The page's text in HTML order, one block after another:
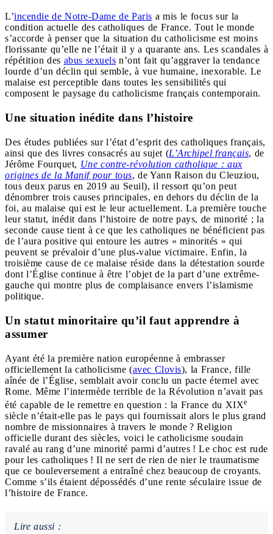
L’incendie de Notre-Dame de Paris a mis le focus sur la
condition actuelle des catholiques de France. Tout le monde
s’accorde à penser que la situation du catholicisme est moins
florissante qu’elle ne l’était il y a quarante ans. Les scandales à
répétition des abus sexuels n’ont fait qu’aggraver la tendance
lourde d’un déclin qui semble, à vue humaine, inexorable. Le
malaise est perceptible dans toutes les sensibilités qui
composent le paysage du catholicisme français contemporain.
Une situation inédite dans l’histoire
Des études publiées sur l’état d’esprit des catholiques français,
ainsi que des livres consacrés au sujet (L’Archipel français, de
Jérôme Fourquet, Une contre-révolution catholique : aux
origines de la Manif pour tous, de Yann Raison du Cleuziou,
tous deux parus en 2019 au Seuil), il ressort qu’on peut
dénombrer trois causes principales, en dehors du déclin de la
foi, au malaise qui est le leur actuellement. La première touche
leur statut, inédit dans l’histoire de notre pays, de minorité ; la
seconde cause tient à ce que les catholiques ne bénéficient pas
de l’aura positive qui entoure les autres « minorités » qui
peuvent se prévaloir d’une plus-value victimaire. Enfin, la
troisième cause de ce malaise réside dans la détestation sourde
dont l’Église continue à être l’objet de la part d’une extrême-
gauche qui montre plus de complaisance envers l’islamisme
politique.
Un statut minoritaire qu’il faut apprendre à
assumer
Ayant été la première nation européenne à embrasser
officiellement la catholicisme (avec Clovis), la France, fille
aînée de l’Église, semblait avoir conclu un pacte éternel avec
Rome. Même l’intermède terrible de la Révolution n’avait pas
été capable de le remettre en question : la France du XIXe
siècle n’était-elle pas le pays qui fournissait alors le plus grand
nombre de missionnaires à travers le monde ? Religion
officielle durant des siècles, voici le catholicisme soudain
ravalé au rang d’une minorité parmi d’autres ! Le choc est rude
pour les catholiques ! Il ne sert de rien de nier le traumatisme
que ce bouleversement a entraîné chez beaucoup de croyants.
Comme s’ils étaient dépossédés d’une rente séculaire issue de
l’histoire de France.
Lire aussi :